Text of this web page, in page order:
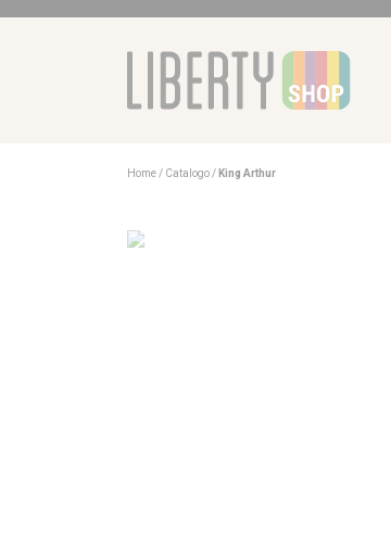
Home Catalogo King Arthur